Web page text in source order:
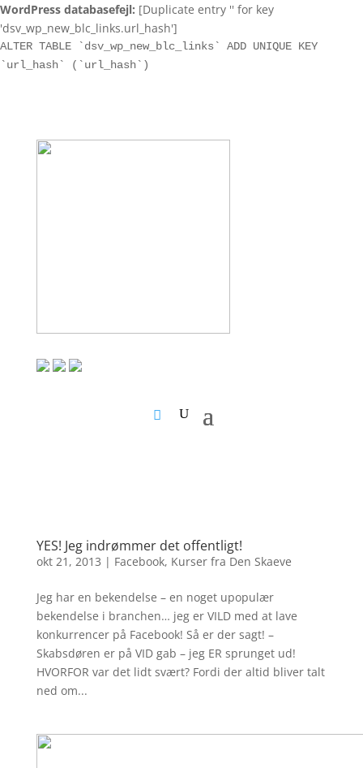
WordPress databasefejl: [Duplicate entry '' for key
'dsv_wp_new_blc_links.url_hash']
ALTER TABLE `dsv_wp_new_blc_links` ADD UNIQUE KEY
`url_hash` (`url_hash`)
YES! Jeg indrømmer det offentligt!
okt 21, 2013 | Facebook, Kurser fra Den Skaeve
Jeg har en bekendelse – en noget upopulær
bekendelse i branchen… jeg er VILD med at lave
konkurrencer på Facebook! Så er der sagt! –
Skabsdøren er på VID gab – jeg ER sprunget ud!
HVORFOR var det lidt svært? Fordi der altid bliver talt
ned om...